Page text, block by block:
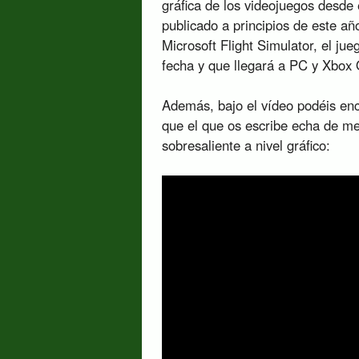
gráfica de los videojuegos
publicado a principios de este
Microsoft Flight Simulator, el
fecha y que llegará a PC y
Además, bajo el vídeo podéis
que el que os escribe echa de
sobresaliente a nivel gráfico: